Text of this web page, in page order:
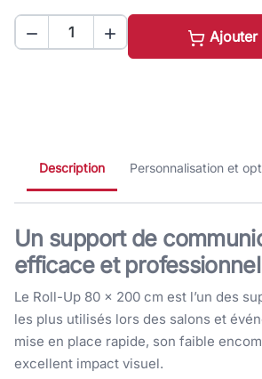
  Ajouter
Description Personnalisation et
Un support de
efficace et professionnel
Le Roll-Up 80 × 200 cm est l’un des
les plus utilisés lors des salons et
mise en place rapide, son faible
excellent impact visuel.